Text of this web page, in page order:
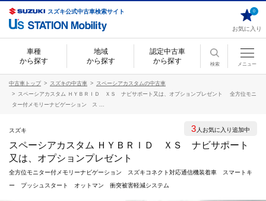
スズキ公式中古車検索サイト
お気に入り
0
車種
から探す
地域
から探す
認定中古車
から探す
検索 メニュー
中古車トップ スズキの中古車
スペーシアカスタムの中古車
スペーシアカスタム ＨＹＢＲＩＤ ＸＳ ナビサポート又は、オプションプレゼント 全方位モニ
ター付メモリーナビゲーション ス ...
スズキ
スペーシアカスタム ＨＹＢＲＩＤ ＸＳ ナビサポート
又は、オプションプレゼント
全方位モニター付メモリーナビゲーション スズキコネクト対応通信機装着車 スマートキ
ー プッシュスタート オットマン 衝突被害軽減システム
3 人お気に入り追加中